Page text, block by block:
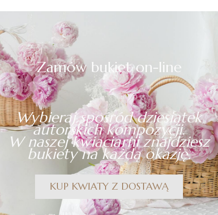
Zamów bukiet on-line
Wybieraj spośród dziesiątek
autorskich kompozycji.
W naszej kwiaciarni znajdziesz
bukiety na każdą okazję.
KUP KWIATY Z DOSTAWĄ